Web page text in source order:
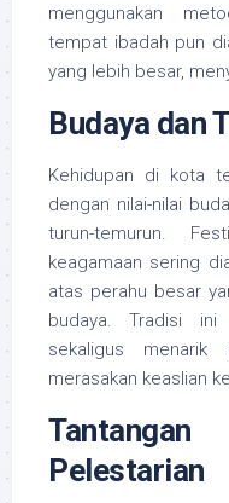
menggunakan
tempat ibadah pun
yang lebih besar,
Budaya dan
Kehidupan di kota
dengan nilai-nilai
turun-temurun.
keagamaan sering
atas perahu besar
budaya. Tradisi ini
sekaligus menarik
merasakan keaslian
Pelestarian